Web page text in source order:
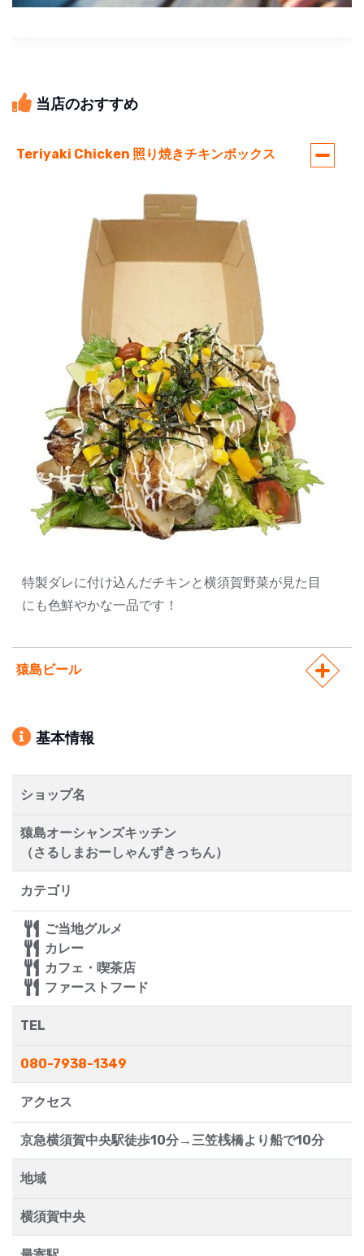
当店のおすすめ
Teriyaki Chicken 照り焼きチキンボックス
特製ダレに付け込んだチキンと横須賀野菜が見た目
にも色鮮やかな一品です！
猿島ビール
基本情報
ショップ名
猿島オーシャンズキッチン
（さるしまおーしゃんずきっちん）
カテゴリ
ご当地グルメ
カレー
カフェ・喫茶店
ファーストフード
TEL
080-7938-1349
アクセス
京急横須賀中央駅徒歩10分→三笠桟橋より船で10分
地域
横須賀中央